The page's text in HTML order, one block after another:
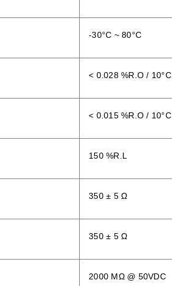
-30°C ~ 80°C
< 0.028 %R.O / 10°C
< 0.015 %R.O / 10°C
150 %R.L
350 ± 5 Ω
350 ± 5 Ω
2000 MΩ @ 50VDC